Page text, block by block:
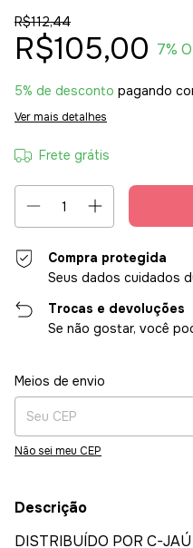
R$112,44
R$105,00 7%
5% de desconto pagando
Ver mais detalhes
Frete grátis
Compra protegida
Seus dados cuidados
Trocas e devoluções
Se não gostar, você
Entregas para o CEP:
Meios de envio
Não sei meu CEP
Descrição
DISTRIBUÍDO POR C-